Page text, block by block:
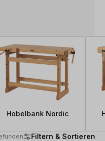
Hobelbank Nordic
Filtern & Sortieren